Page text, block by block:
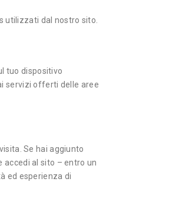
utilizzati dal nostro sito.
tuo dispositivo
servizi offerti delle aree
Se hai aggiunto
accedi al sito – entro un
ed esperienza di